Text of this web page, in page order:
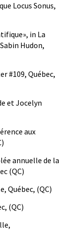
Locus Sonus,
in La
Hudon,
#109, Québec,
et Jocelyn
aux
annuelle de la
(QC)
Québec, (QC)
(QC)